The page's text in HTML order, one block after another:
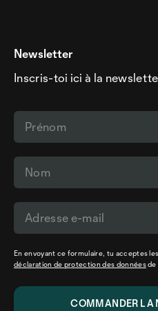
Newsletter
Inscris-toi ici à la
En envoyant ce formulaire, tu acceptes les
déclaration de protection des donnéesde